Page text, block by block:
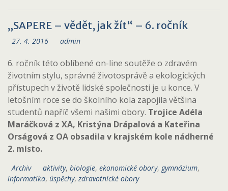
„SAPERE – vědět, jak žít“ – 6. ročník
27. 4. 2016 admin
6. ročník této oblíbené on-line soutěže o zdravém
životním stylu, správné životosprávě a ekologických
přístupech v životě lidské společnosti je u konce. V
letošním roce se do školního kola zapojila většina
studentů napříč všemi našimi obory. Trojice Adéla
Maráčková z XA, Kristýna Drápalová a Kateřina
Orságová z OA obsadila v krajském kole nádherné
2. místo.
Archiv aktivity, biologie, ekonomické obory, gymnázium,
informatika, úspěchy, zdravotnické obory